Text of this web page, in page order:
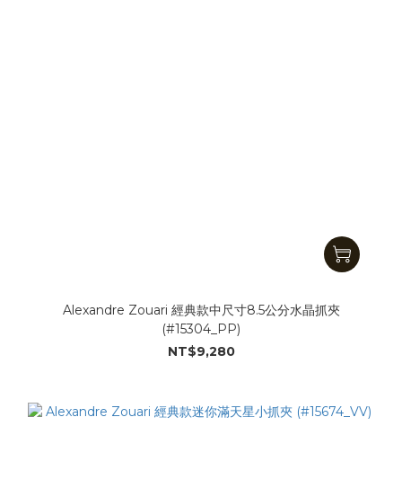
Alexandre Zouari 經典款中尺寸8.5公分水晶抓夾
(#15304_PP)
NT$9,280